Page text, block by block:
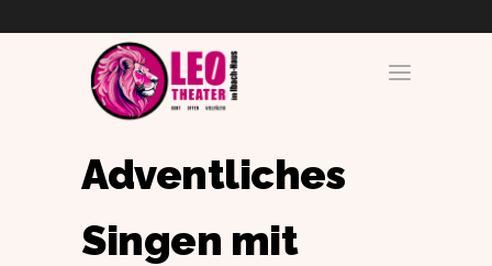
Adventliches
Singen mit